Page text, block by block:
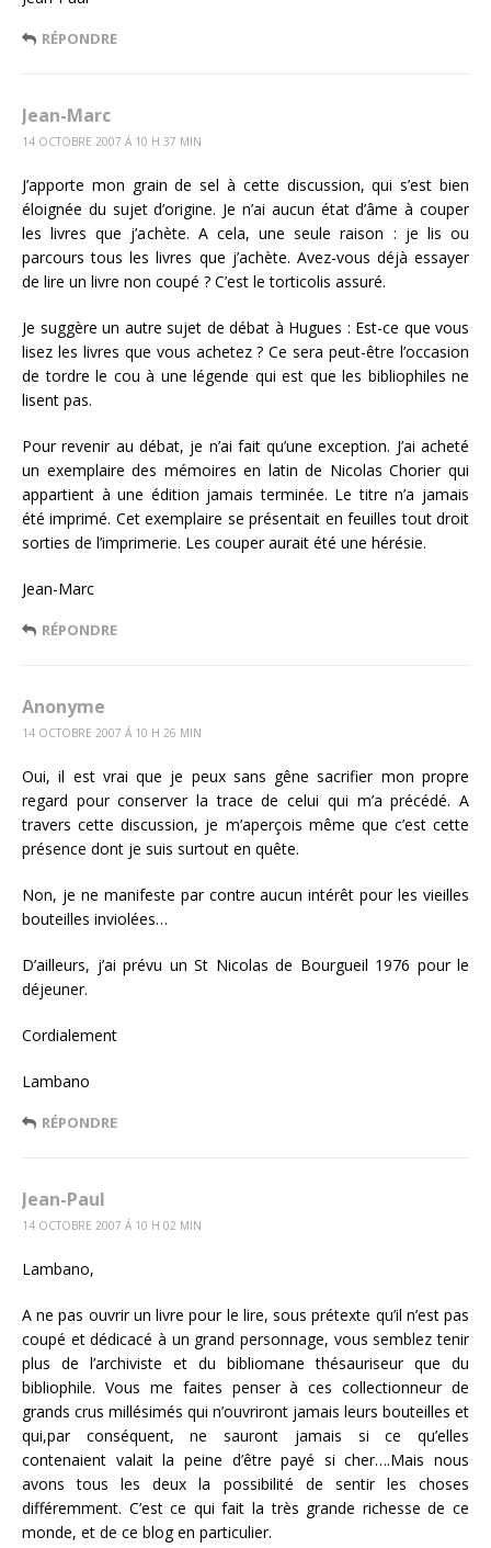
RÉPONDRE
Jean-Marc
14 OCTOBRE 2007 Á 10 H 37 MIN
J’apporte mon grain de sel à cette discussion, qui s’est bien
éloignée du sujet d’origine. Je n’ai aucun état d’âme à couper
les livres que j’achète. A cela, une seule raison : je lis ou
parcours tous les livres que j’achète. Avez-vous déjà essayer
de lire un livre non coupé ? C’est le torticolis assuré.
Je suggère un autre sujet de débat à Hugues : Est-ce que vous
lisez les livres que vous achetez ? Ce sera peut-être l’occasion
de tordre le cou à une légende qui est que les bibliophiles ne
lisent pas.
Pour revenir au débat, je n’ai fait qu’une exception. J’ai acheté
un exemplaire des mémoires en latin de Nicolas Chorier qui
appartient à une édition jamais terminée. Le titre n’a jamais
été imprimé. Cet exemplaire se présentait en feuilles tout droit
sorties de l’imprimerie. Les couper aurait été une hérésie.
Jean-Marc
RÉPONDRE
Anonyme
14 OCTOBRE 2007 Á 10 H 26 MIN
Oui, il est vrai que je peux sans gêne sacrifier mon propre
regard pour conserver la trace de celui qui m’a précédé. A
travers cette discussion, je m’aperçois même que c’est cette
présence dont je suis surtout en quête.
Non, je ne manifeste par contre aucun intérêt pour les vieilles
bouteilles inviolées…
D’ailleurs, j’ai prévu un St Nicolas de Bourgueil 1976 pour le
déjeuner.
Cordialement
Lambano
RÉPONDRE
Jean-Paul
14 OCTOBRE 2007 Á 10 H 02 MIN
Lambano,
A ne pas ouvrir un livre pour le lire, sous prétexte qu’il n’est pas
coupé et dédicacé à un grand personnage, vous semblez tenir
plus de l’archiviste et du bibliomane thésauriseur que du
bibliophile. Vous me faites penser à ces collectionneur de
grands crus millésimés qui n’ouvriront jamais leurs bouteilles et
qui,par conséquent, ne sauront jamais si ce qu’elles
contenaient valait la peine d’être payé si cher….Mais nous
avons tous les deux la possibilité de sentir les choses
différemment. C’est ce qui fait la très grande richesse de ce
monde, et de ce blog en particulier.